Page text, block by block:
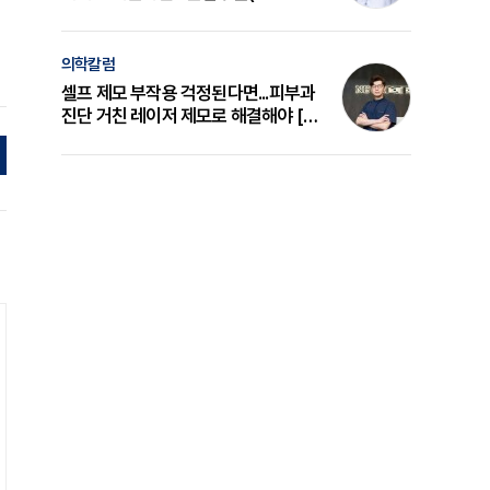
의학칼럼
셀프 제모 부작용 걱정된다면...피부과
진단 거친 레이저 제모로 해결해야 [변